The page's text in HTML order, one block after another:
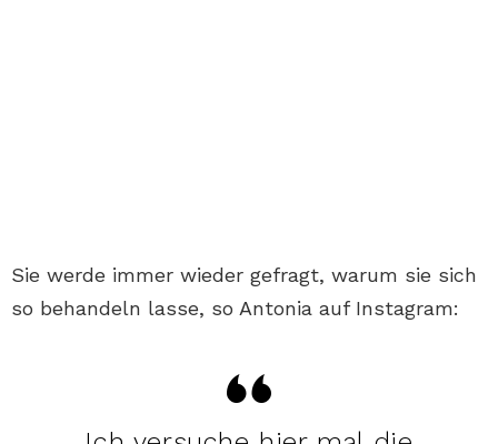
Sie werde immer wieder gefragt, warum sie sich
so behandeln lasse, so Antonia auf Instagram: